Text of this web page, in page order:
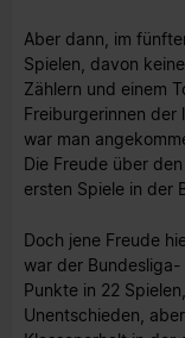
Aber dann, im
Spielen, davon
Zählern und einem
Freiburgerinnen der
war man
Die Freude über
ersten Spiele in der
Doch jene Freude
war der
Punkte in 22
Unentschieden,